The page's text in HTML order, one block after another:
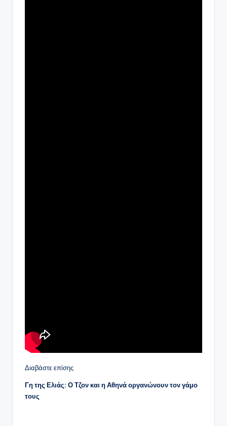
Διαβάστε επίσης
Γη της Ελιάς: Ο Τζον και η Αθηνά οργανώνουν τον γάμο
τους